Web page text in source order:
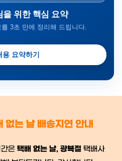
을 위한 핵심 요약
3초 만에 정리해 드립니다.
요약하기
적용
배송